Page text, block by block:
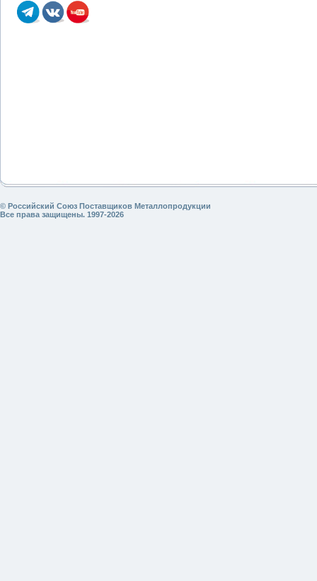
© Российский Союз Поставщиков Металлопродукции
Все права защищены. 1997-2026